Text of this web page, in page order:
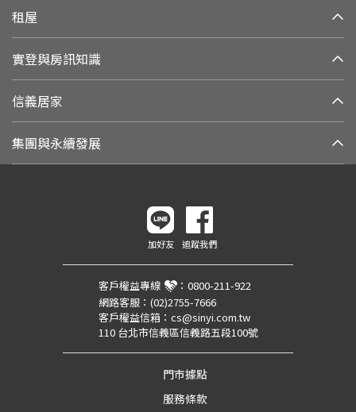
租屋
實登與房訊知識
信義居家
集團與永續發展
加好友 追蹤我們
客戶權益專線 ： 0800-211-922
網路客服： (02)2755-7666
客戶權益信箱： cs@sinyi.com.tw
110 台北市信義區信義路五段100號
門市據點
服務條款